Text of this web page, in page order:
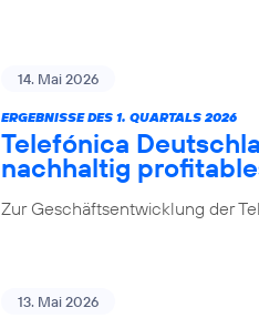
14. Mai 2026
ERGEBNISSE DES 1. QUARTALS 2026
Telefónica
nachhaltig
Zur Geschäftsentwicklung der
13. Mai 2026